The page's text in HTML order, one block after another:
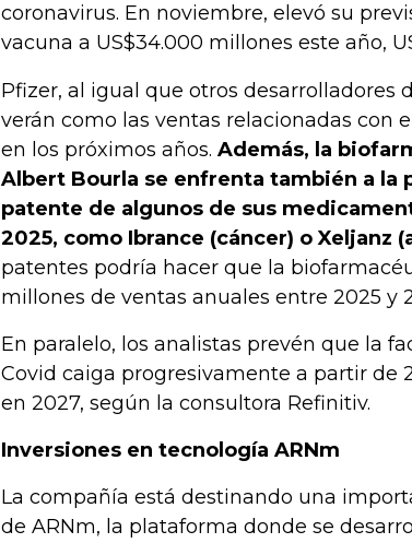
coronavirus. En noviembre, elevó su
vacuna a US$34.000 millones este año,
Pfizer, al igual que otros desarrolladores
verán como las ventas relacionadas con
en los próximos años. Además, la
Albert Bourla se enfrenta también a la
patente de algunos de sus
2025, como Ibrance (cáncer) o Xeljanz
patentes podría hacer que la
millones de ventas anuales entre 2025 y
En paralelo, los analistas prevén que la
Covid caiga progresivamente a partir de
en 2027, según la consultora Refinitiv.
Inversiones en tecnología ARNm
La compañía está destinando una
de ARNm, la plataforma donde se